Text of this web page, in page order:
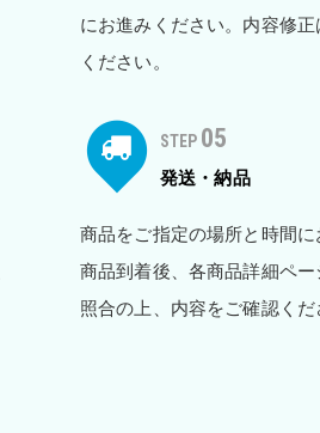
にお進みください。内容修
ください。
STEP 05
発送・納品
商品をご指定の場所と時間に
商品到着後、各商品詳細ペ
照合の上、内容をご確認くだ